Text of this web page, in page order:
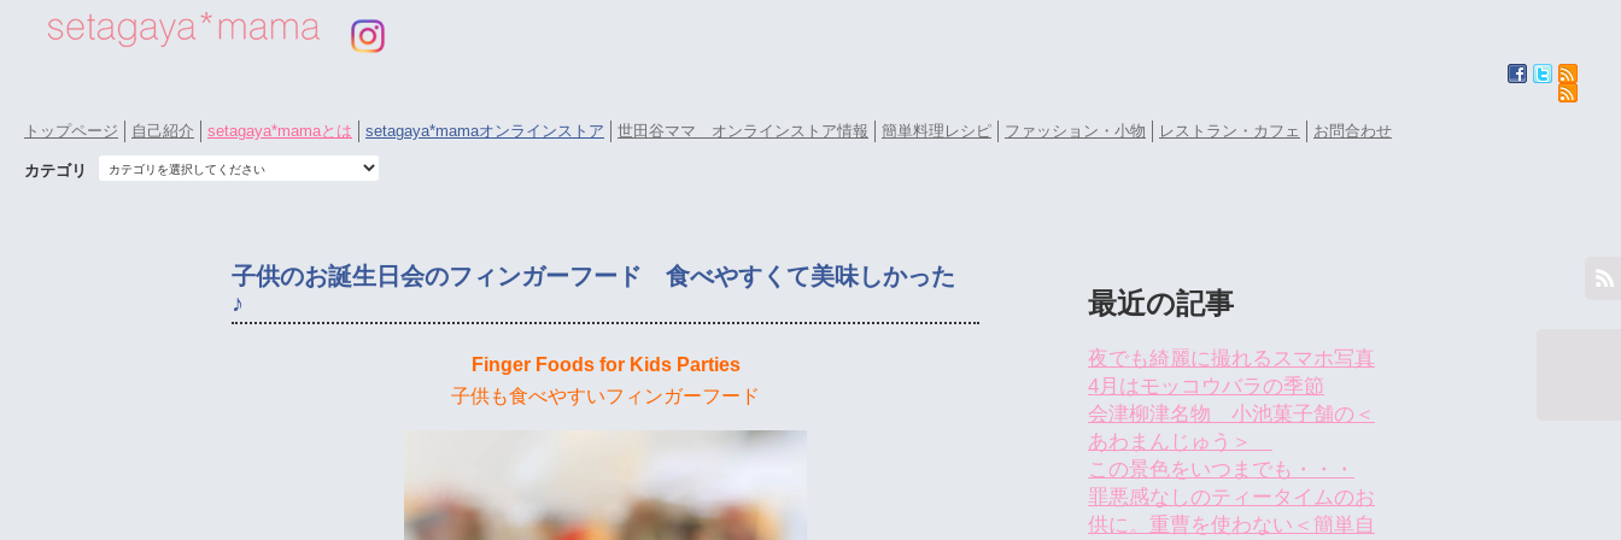
トップページ 自己紹介 setagaya*mamaとは setagaya*mamaオンラインストア 世田谷ママ オンラインストア情報 簡単料理レシピ ファッション・小物 レストラン・カフェ お問合わせ
カテゴリ
子供のお誕生日会のフィンガーフード 食べやすくて美味しかった
♪
Finger Foods for Kids Parties
子供も食べやすいフィンガーフード
最近の記事
夜でも綺麗に撮れるスマホ写真
4月はモッコウバラの季節
会津柳津名物 小池菓子舗の＜
あわまんじゅう＞
この景色をいつまでも・・・
罪悪感なしのティータイムのお
供に。重曹を使わない＜簡単自